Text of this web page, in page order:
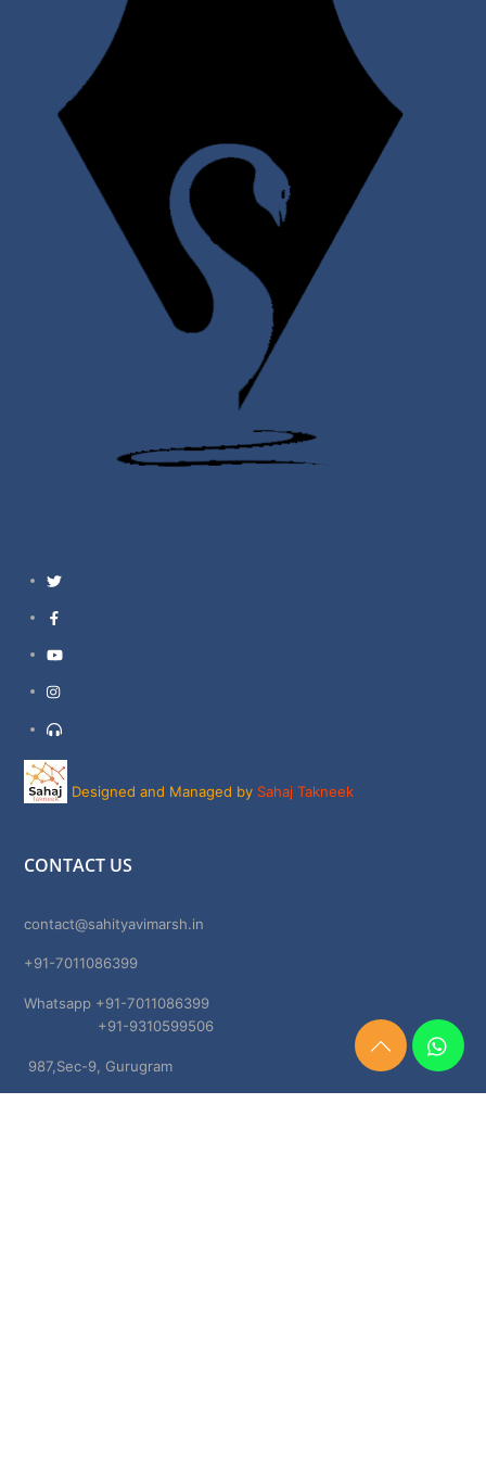
Twitter
YouTube
Instagram
Support
Designed and Managed by Sahaj Takneek
CONTACT US
contact@sahityavimarsh.in
+91-7011086399
Whatsapp +91-7011086399
+91-9310599506
987,Sec-9, Gurugram
Need